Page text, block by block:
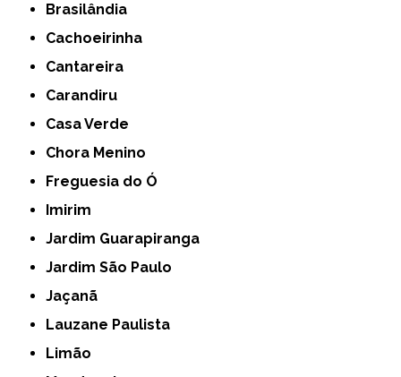
Brasilândia
Cachoeirinha
Cantareira
Carandiru
Casa Verde
Chora Menino
Freguesia do Ó
Imirim
Jardim Guarapiranga
Jardim São Paulo
Jaçanã
Lauzane Paulista
Limão